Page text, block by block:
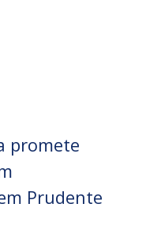
promete
Prudente